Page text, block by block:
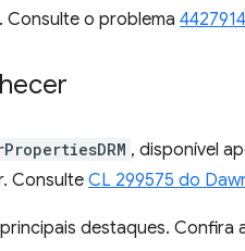
Consulte o problema
, disponível
Consulte CL 299575 do
destaques. Confira